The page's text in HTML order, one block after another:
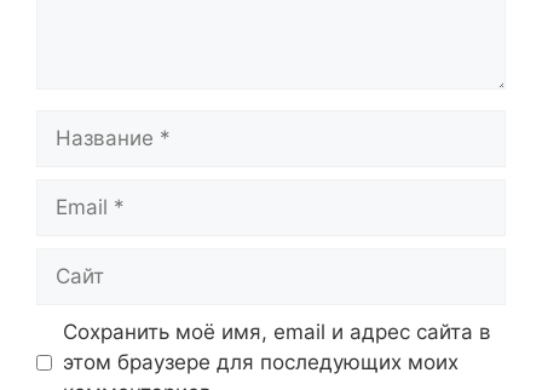
Название
Email
Сайт
Сохранить моё имя, email и адрес сайта в
этом браузере для последующих моих